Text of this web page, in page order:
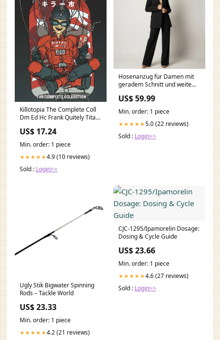
Killotopia The Complete Coll
Dm Ed Hc Frank Quitely Titan
US$ 17.24
Min. order: 1 piece
★★★★★4.9 (10 reviews)
Sold : Login>>
Hosenanzug für Damen mit
geradem Schnitt und weitem
US$ 59.99
Min. order: 1 piece
★★★★★5.0 (22 reviews)
Sold : Login>>
Ugly Stik Bigwater Spinning
Rods – Tackle World
US$ 23.33
Min. order: 1 piece
★★★★★4.2 (21 reviews)
CJC-1295/Ipamorelin Dosage:
Dosing & Cycle Guide
US$ 23.66
Min. order: 1 piece
★★★★★4.6 (27 reviews)
Sold : Login>>